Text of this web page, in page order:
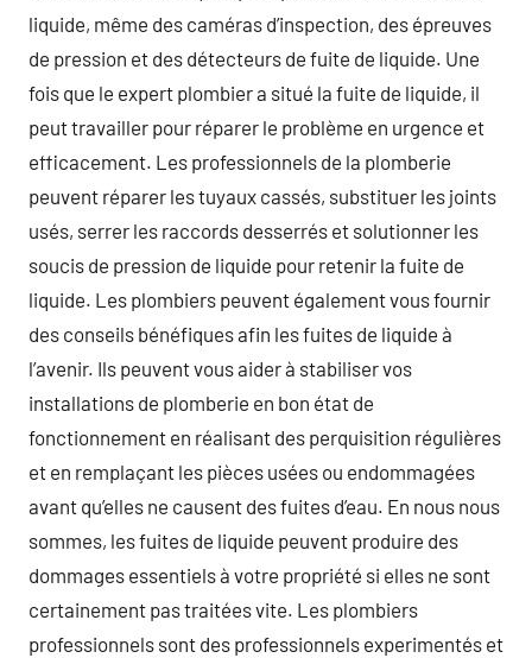
liquide, même des caméras d’inspection, des épreuves
de pression et des détecteurs de fuite de liquide. Une
fois que le expert plombier a situé la fuite de liquide, il
peut travailler pour réparer le problème en urgence et
efficacement. Les professionnels de la plomberie
peuvent réparer les tuyaux cassés, substituer les joints
usés, serrer les raccords desserrés et solutionner les
soucis de pression de liquide pour retenir la fuite de
liquide. Les plombiers peuvent également vous fournir
des conseils bénéfiques afin les fuites de liquide à
l’avenir. Ils peuvent vous aider à stabiliser vos
installations de plomberie en bon état de
fonctionnement en réalisant des perquisition régulières
et en remplaçant les pièces usées ou endommagées
avant qu’elles ne causent des fuites d’eau. En nous nous
sommes, les fuites de liquide peuvent produire des
dommages essentiels à votre propriété si elles ne sont
certainement pas traitées vite. Les plombiers
professionnels sont des professionnels experimentés et